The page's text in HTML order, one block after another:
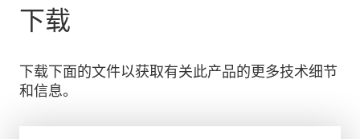
下载
下载下面的文件以获取有关此产品的更多技术细节
和信息。